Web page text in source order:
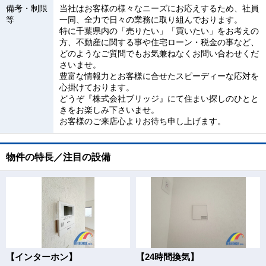
備考・制限
等
当社はお客様の様々なニーズにお応えするため、社員
一同、全力で日々の業務に取り組んでおります。
特に千葉県内の「売りたい」「買いたい」をお考えの
方、不動産に関する事や住宅ローン・税金の事など、
どのようなご質問でもお気兼ねなくお問い合わせくだ
さいませ。
豊富な情報力とお客様に合せたスピーディーな応対を
心掛けております。
どうぞ『株式会社ブリッジ』にて住まい探しのひとと
きをお楽しみ下さいませ。
お客様のご来店心よりお待ち申し上げます。
物件の特長／注目の設備
【インターホン】 【24時間換気】